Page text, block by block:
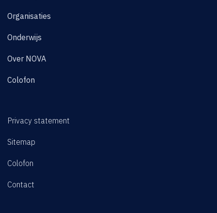
Organisaties
Onderwijs
Over NOVA
Colofon
Privacy statement
Sitemap
Colofon
Contact